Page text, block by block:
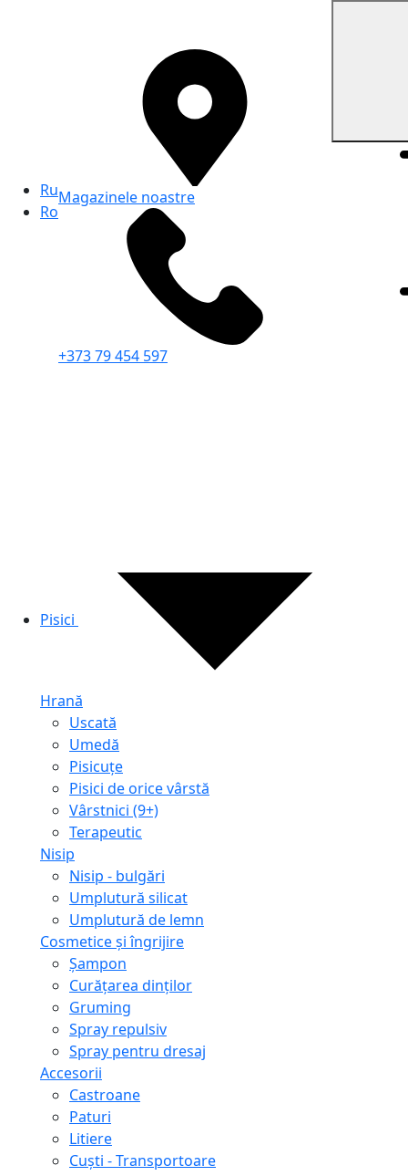
Ru
Ro
Magazinele noastre
+373 79 454 597
Pisici
Hrană
Uscată
Umedă
Pisicuțe
Pisici de orice vârstă
Vârstnici (9+)
Terapeutic
Nisip
Nisip - bulgări
Umplutură silicat
Umplutură de lemn
Cosmetice și îngrijire
Șampon
Curățarea dinților
Gruming
Spray repulsiv
Spray pentru dresaj
Accesorii
Castroane
Paturi
Litiere
Сuști - Transportoare